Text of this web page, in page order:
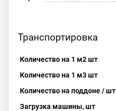
Транспортировка
Количество на 1 м2 шт
Количество на 1 м3 шт
Количество на поддоне / шт
Загрузка машины, шт